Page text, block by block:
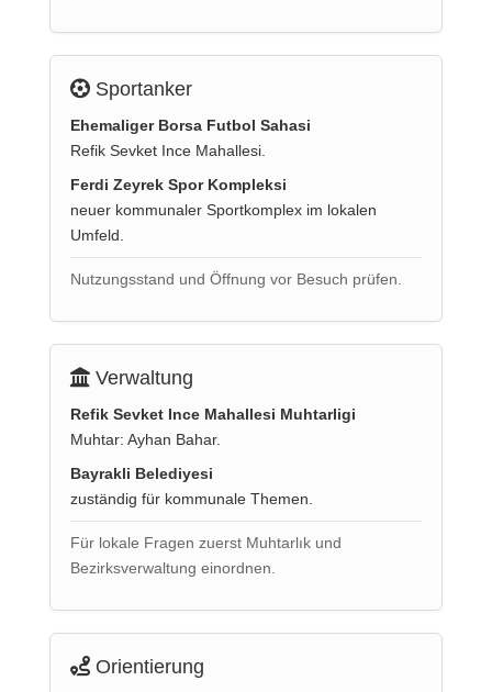
Sportanker
Ehemaliger Borsa Futbol Sahasi
Refik Sevket Ince Mahallesi.
Ferdi Zeyrek Spor Kompleksi
neuer kommunaler Sportkomplex im lokalen
Umfeld.
Nutzungsstand und Öffnung vor Besuch prüfen.
Verwaltung
Refik Sevket Ince Mahallesi Muhtarligi
Muhtar: Ayhan Bahar.
Bayrakli Belediyesi
zuständig für kommunale Themen.
Für lokale Fragen zuerst Muhtarlık und
Bezirksverwaltung einordnen.
Orientierung